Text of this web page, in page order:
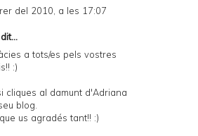
del 2010, a les 17:07
a tots/es pels vostres
:)
cliques al damunt d'Adriana
blog.
us agradés tant!! :)